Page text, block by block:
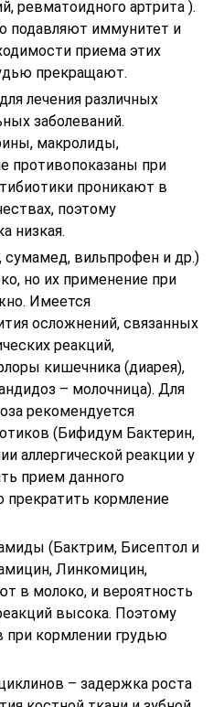
ревматоидного артрита ).
подавляют иммунитет и
приема этих
прекращают.
лечения различных
заболеваний.
макролиды,
противопоказаны при
проникают в
поэтому
низкая.
вильпрофен и др.)
но их применение при
Имеется
осложнений, связанных
реакций,
кишечника (диарея),
– молочница). Для
рекомендуется
(Бифидум Бактерин,
аллергической реакции у
прием данного
прекратить кормление
(Бактрим, Бисептол и
Линкомицин,
в молоко, и вероятность
высока. Поэтому
при кормлении грудью
– задержка роста